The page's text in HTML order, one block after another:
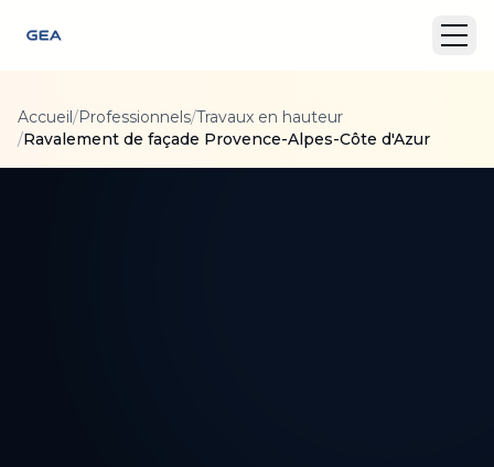
Accueil/Professionnels/Travaux en hauteur
/Ravalement de façade Provence-Alpes-Côte d'Azur